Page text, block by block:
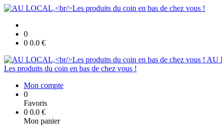
0
0 0.0 €
AU
Les produits du coin en bas de chez vous !
Mon compte
0
Favoris
0 0.0 €
Mon panier